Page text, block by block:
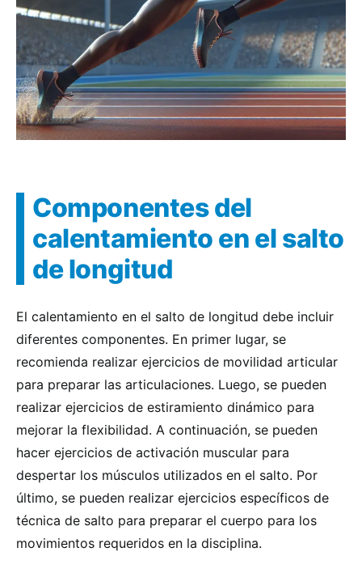
Componentes del
calentamiento en el salto
de longitud
El calentamiento en el salto de longitud debe incluir
diferentes componentes. En primer lugar, se
recomienda realizar ejercicios de movilidad articular
para preparar las articulaciones. Luego, se pueden
realizar ejercicios de estiramiento dinámico para
mejorar la flexibilidad. A continuación, se pueden
hacer ejercicios de activación muscular para
despertar los músculos utilizados en el salto. Por
último, se pueden realizar ejercicios específicos de
técnica de salto para preparar el cuerpo para los
movimientos requeridos en la disciplina.